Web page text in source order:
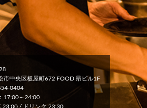
市中央区板屋町672 FOOD 昂ビル1F
0404
17:00～24:00
23:00 / ドリンク 23:30